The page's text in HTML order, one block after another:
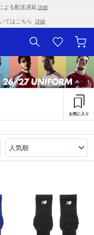
よる配送遅延 詳細
てはこちら 詳細
お気に入り